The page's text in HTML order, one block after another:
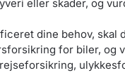
eller skader, og
dine behov,
for biler, og